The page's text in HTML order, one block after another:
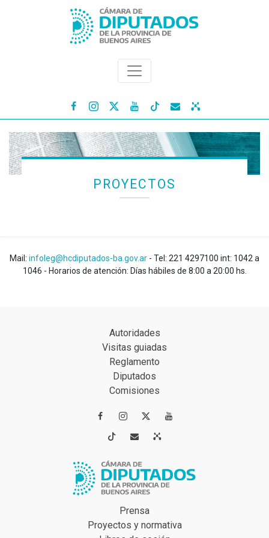
   
PROYECTOS
Mail: infoleg@hcdiputados-ba.gov.ar - Tel: 221 4297100 int: 1042 a
1046 - Horarios de atención: Días hábiles de 8:00 a 20:00 hs.
Autoridades
Visitas guiadas
Reglamento
Diputados
Comisiones
 
 
Prensa
Proyectos y normativa